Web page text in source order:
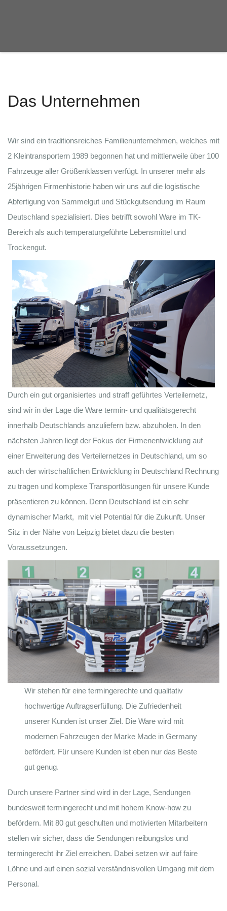
Das Unternehmen
Wir sind ein traditionsreiches Familienunternehmen, welches mit
2 Kleintransportern 1989 begonnen hat und mittlerweile über 100
Fahrzeuge aller Größenklassen verfügt. In unserer mehr als
25jährigen Firmenhistorie haben wir uns auf die logistische
Abfertigung von Sammelgut und Stückgutsendung im Raum
Deutschland spezialisiert. Dies betrifft sowohl Ware im TK-
Bereich als auch temperaturgeführte Lebensmittel und
Trockengut.
Durch ein gut organisiertes und straff geführtes Verteilernetz,
sind wir in der Lage die Ware termin- und qualitätsgerecht
innerhalb Deutschlands anzuliefern bzw. abzuholen. In den
nächsten Jahren liegt der Fokus der Firmenentwicklung auf
einer Erweiterung des Verteilernetzes in Deutschland, um so
auch der wirtschaftlichen Entwicklung in Deutschland Rechnung
zu tragen und komplexe Transportlösungen für unsere Kunde
präsentieren zu können. Denn Deutschland ist ein sehr
dynamischer Markt, mit viel Potential für die Zukunft. Unser
Sitz in der Nähe von Leipzig bietet dazu die besten
Voraussetzungen.
Wir stehen für eine termingerechte und qualitativ
hochwertige Auftragserfüllung. Die Zufriedenheit
unserer Kunden ist unser Ziel. Die Ware wird mit
modernen Fahrzeugen der Marke Made in Germany
befördert. Für unsere Kunden ist eben nur das Beste
gut genug.
Durch unsere Partner sind wird in der Lage, Sendungen
bundesweit termingerecht und mit hohem Know-how zu
befördern. Mit 80 gut geschulten und motivierten Mitarbeitern
stellen wir sicher, dass die Sendungen reibungslos und
termingerecht ihr Ziel erreichen. Dabei setzen wir auf faire
Löhne und auf einen sozial verständnisvollen Umgang mit dem
Personal.